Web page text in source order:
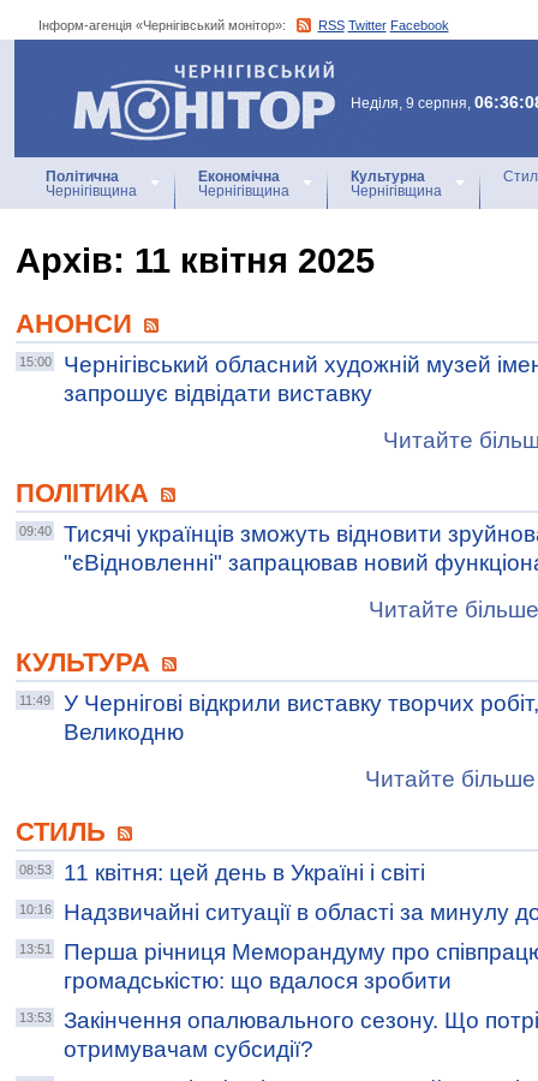
Інформ-агенція «Чернігівський монітор»: RSS Twitter Facebook
Інформ-агенція
«Чернігівський монітор»
Неділя, 9 серпня,
Політична
Чернігівщина
Економічна
Чернігівщина
Культурна
Чернігівщина
Архiв: 11 квітня 2025
АНОНСИ
15:00
Чернігівський обласний художній музей
запрошує відвідати виставку
Читайте
ПОЛІТИКА
09:40
Тисячі українців зможуть відновити
"єВідновленні" запрацював новий
Читайте
КУЛЬТУРА
11:49
У Чернігові відкрили виставку творчих
Великодню
Читайте більше
СТИЛЬ
08:53 11 квітня: цей день в Україні і світі
10:16 Надзвичайні ситуації в області за минулу
13:51
Перша річниця Меморандуму про
громадськістю: що вдалося зробити
13:53
Закінчення опалювального сезону. Що
отримувачам субсидії?